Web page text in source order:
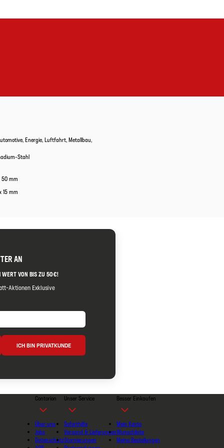
Energie, Luftfahrt, Metallbau,
Stahl
50 mm
15 mm
AN
WERT VON BIS ZU 50€!
Aktionen Exklusive
ICH BIN PRIVATKUNDE
Contorion
Über uns
Jobs
Datenschutz
Unser Service
Soforthilfe
Versand & Lieferungen
Stornierungen
Besser Einkaufen
Mein Konto
Wunschliste
Meine Bestellungen